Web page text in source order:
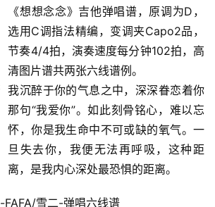
《想想念念》吉他弹唱谱，原调为D，
选用C调指法精编，变调夹Capo2品，
节奏4/4拍，演奏速度每分钟102拍，高
清图片谱共两张六线谱例。
我沉醉于你的气息之中，深深眷恋着你
那句“我爱你”。如此刻骨铭心，难以忘
怀，你是我生命中不可或缺的氧气。一
旦失去你，我便无法再呼吸，这种距
离，是我内心深处最恐惧的距离。